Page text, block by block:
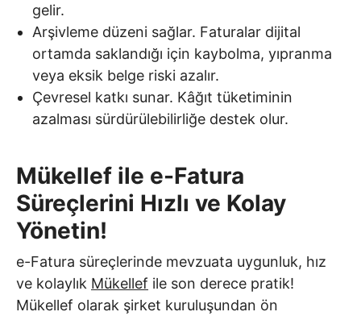
gelir.
Arşivleme düzeni sağlar. Faturalar dijital
ortamda saklandığı için kaybolma, yıpranma
veya eksik belge riski azalır.
Çevresel katkı sunar. Kâğıt tüketiminin
azalması sürdürülebilirliğe destek olur.
Mükellef ile e-Fatura
Süreçlerini Hızlı ve Kolay
Yönetin!
e-Fatura süreçlerinde mevzuata uygunluk, hız
ve kolaylık Mükellef ile son derece pratik!
Mükellef olarak şirket kuruluşundan ön